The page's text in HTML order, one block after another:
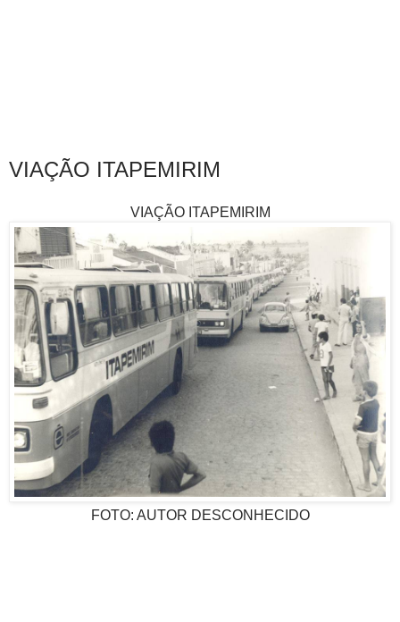
VIAÇÃO ITAPEMIRIM
VIAÇÃO ITAPEMIRIM
FOTO: AUTOR DESCONHECIDO